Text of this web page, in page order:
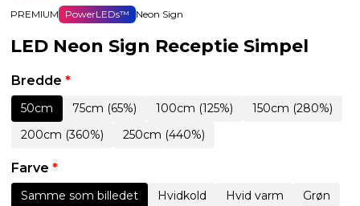
PREMIUM PowerLEDs™ Neon Sign
LED Neon Sign Receptie Simpel
Bredde *
50cm 75cm (65%) 100cm (125%)
150cm (280%)
200cm (360%)
250cm (440%)
Farve *
Samme som billedet Hvidkold Hvid varm
Grøn